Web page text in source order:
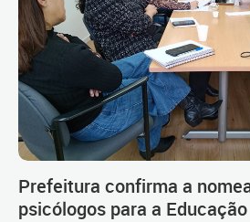
Prefeitura confirma a
psicólogos para a Educação